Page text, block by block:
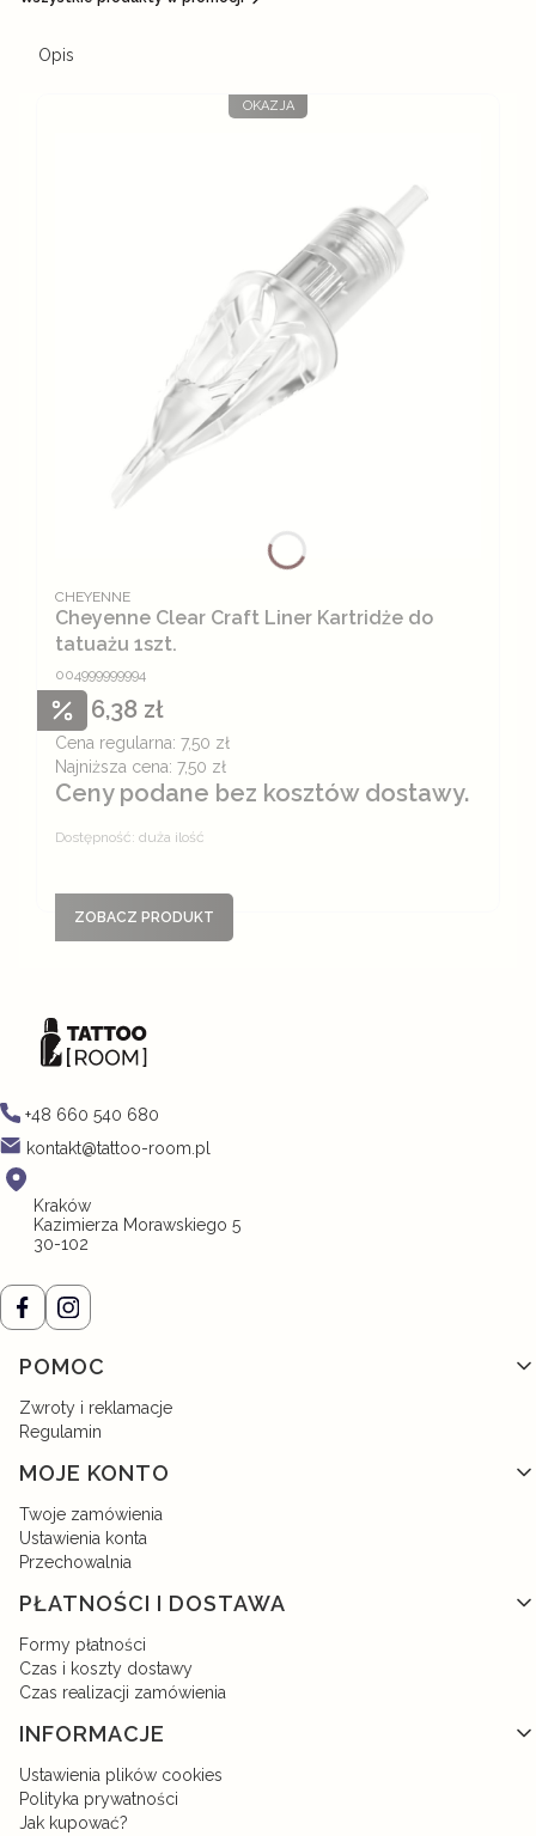
Opis
OKAZJA
004999999994
Cheyenne Clear Craft Liner Kartridże do
tatuażu 1szt.
PRODUCENT
CHEYENNE
Cena promocyjna
6,38 zł
Cena regularna: 7,50 zł
Najniższa cena: 7,50 zł
Ceny podane bez kosztów dostawy.
Dostępność: duża ilość
ZOBACZ PRODUKT
+48 660 540 680
kontakt@tattoo-room.pl
Kraków
Kazimierza Morawskiego 5
30-102
Linki w stopce
POMOC
Zwroty i reklamacje
Regulamin
MOJE KONTO
Twoje zamówienia
Ustawienia konta
Przechowalnia
PŁATNOŚCI I DOSTAWA
Formy płatności
Czas i koszty dostawy
Czas realizacji zamówienia
INFORMACJE
Ustawienia plików cookies
Polityka prywatności
Jak kupować?